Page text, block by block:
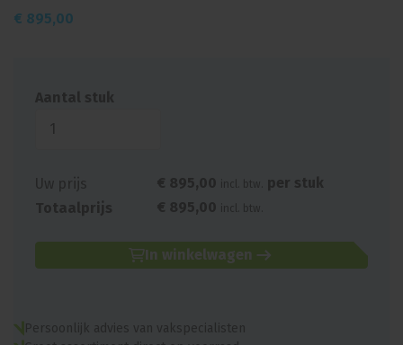
€ 895,00
Aantal stuk
Uw prijs € 895 ,00 incl. btw.
per stuk
Totaalprijs
€ 895 ,00 incl. btw.
In winkelwagen
Persoonlijk advies van vakspecialisten